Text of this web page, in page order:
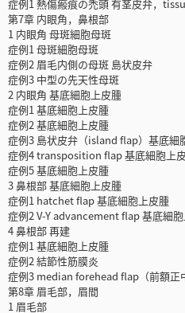
症例1 熱傷瘢痕の禿頭 有茎皮弁，
第7章 内眼角，鼻根部
1 内眼角 母斑細胞母斑
症例1 母斑細胞母斑
症例2 眉毛内側の母斑 島状皮弁
症例3 中型の先天性母斑
2 内眼角 基底細胞上皮腫
症例1 基底細胞上皮腫
症例2 基底細胞上皮腫
症例3 島状皮弁（island flap）基底細
症例4 transposition flap 基底細胞上
症例5 基底細胞上皮腫
3 鼻根部 基底細胞上皮腫
症例1 hatchet flap 基底細胞上皮腫
症例2 V-Y advancement flap 基底細
4 鼻根部 再建
症例1 基底細胞上皮腫
症例2 結節性筋膜炎
症例3 median forehead flap（前額正
第8章 眉毛部，眉間
1 眉毛部